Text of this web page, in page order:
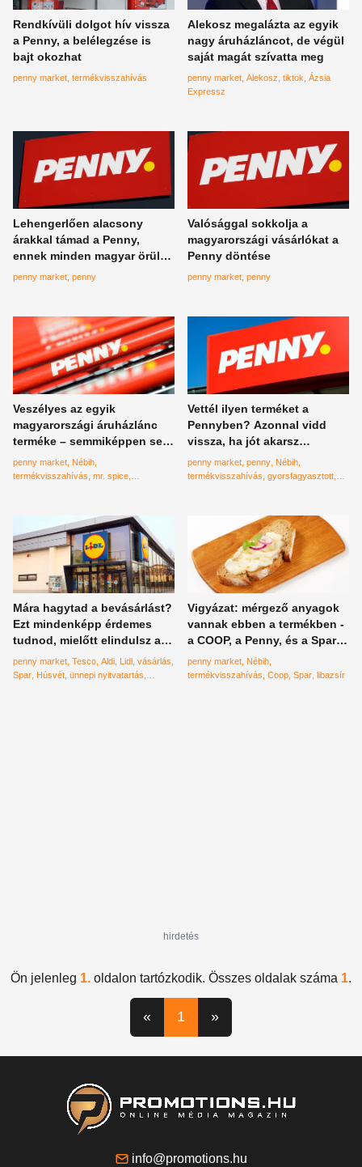
Rendkívüli dolgot hív vissza
a Penny, a belélegzése is
bajt okozhat
penny market termékvisszahívás
Alekosz megalázta az egyik
nagy áruházláncot, de végül
saját magát szívatta meg
penny market Alekosz tiktok Ázsia
Expressz
Lehengerlően alacsony
árakkal támad a Penny,
ennek minden magyar örülni
penny market penny
Valósággal sokkolja a
magyarországi vásárlókat a
Penny döntése
penny market penny
Veszélyes az egyik
magyarországi áruházlánc
terméke – semmiképpen se
egyél belőle, ha megvetted
penny market Nébih
termékvisszahívás mr. spice
Vettél ilyen terméket a
Pennyben? Azonnal vidd
vissza, ha jót akarsz
magadnak!
penny market penny Nébih
termékvisszahívás gyorsfagyasztott
Mára hagytad a bevásárlást?
Ezt mindenképp érdemes
tudnod, mielőtt elindulsz a
penny market Tesco Aldi Lidl vásárlás
Spar Húsvét ünnepi nyitvatartás
Vigyázat: mérgező anyagok
vannak ebben a termékben -
a COOP, a Penny, és a Spar
áruházláncban is kapható
penny market Nébih
termékvisszahívás Coop Spar libazsír
hirdetés
Ön jelenleg 1. oldalon tartózkodik. Összes oldalak száma 1.
« 1 »
info@promotions.hu